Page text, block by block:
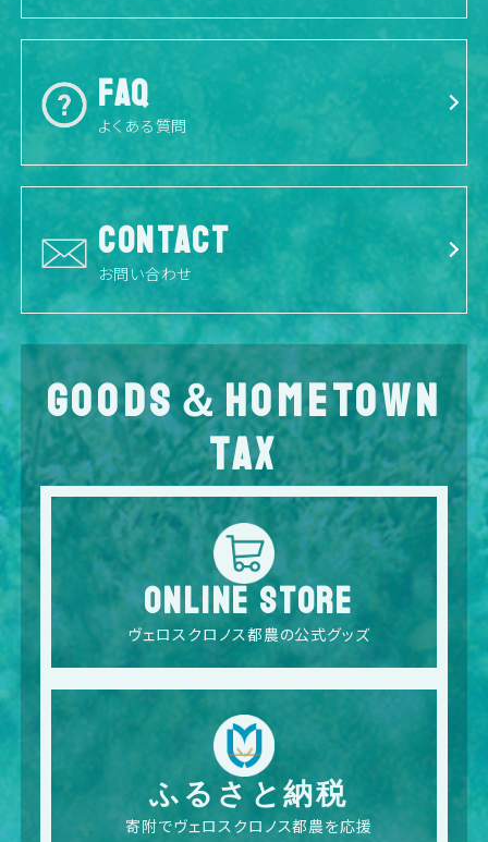
FAQ
よくある質問
CONTACT
お問い合わせ
GOODS＆HOMETOWN
TAX
ONLINE STORE
ヴェロスクロノス都農の公式グッズ
ふるさと納税
寄附でヴェロスクロノス都農を応援